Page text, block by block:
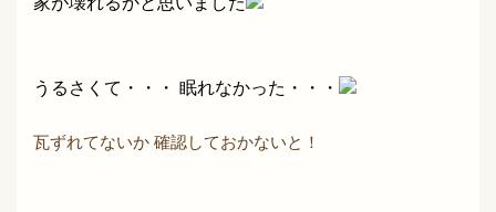
うるさくて・・・ 眠れなかった・・・
瓦ずれてないか 確認しておかないと！